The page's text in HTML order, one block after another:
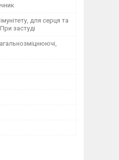
для серця та
застуді